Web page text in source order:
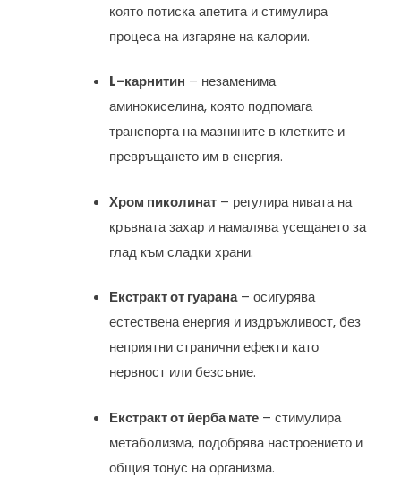
която потиска апетита и стимулира
процеса на изгаряне на калории.
L-карнитин – незаменима
аминокиселина, която подпомага
транспорта на мазнините в клетките и
превръщането им в енергия.
Хром пиколинат – регулира нивата на
кръвната захар и намалява усещането за
глад към сладки храни.
Екстракт от гуарана– осигурява
естествена енергия и издръжливост, без
неприятни странични ефекти като
нервност или безсъние.
Екстракт от йерба мате – стимулира
метаболизма, подобрява настроението и
общия тонус на организма.